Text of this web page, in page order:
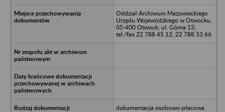
Oddział Archiwum Mazowieckiego
Urzędu Wojewódzkiego w Otwocku,
05-400 Otwock; ul. Górna 13;
tel./fax 22 788 45 12; 22 788 53 66
dokumentacja osobowo-płacowa